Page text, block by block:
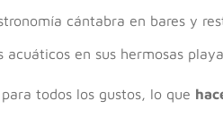
cántabra en bares y
acuáticos en sus hermosas
todos los gustos, lo que